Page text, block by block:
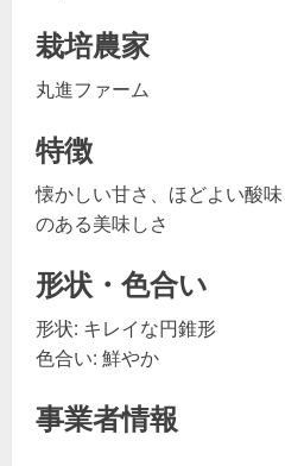
栽培農家
丸進ファーム
特徴
懐かしい甘さ、ほどよい酸
のある美味しさ
形状・色合い
形状: キレイな円錐形
色合い: 鮮やか
事業者情報